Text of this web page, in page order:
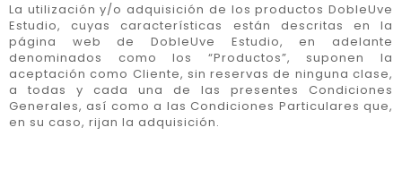
La utilización y/o adquisición de los productos DobleUve
Estudio, cuyas características están descritas en la
página web de DobleUve Estudio, en adelante
denominados como los “Productos”, suponen la
aceptación como Cliente, sin reservas de ninguna clase,
a todas y cada una de las presentes Condiciones
Generales, así como a las Condiciones Particulares que,
en su caso, rijan la adquisición.